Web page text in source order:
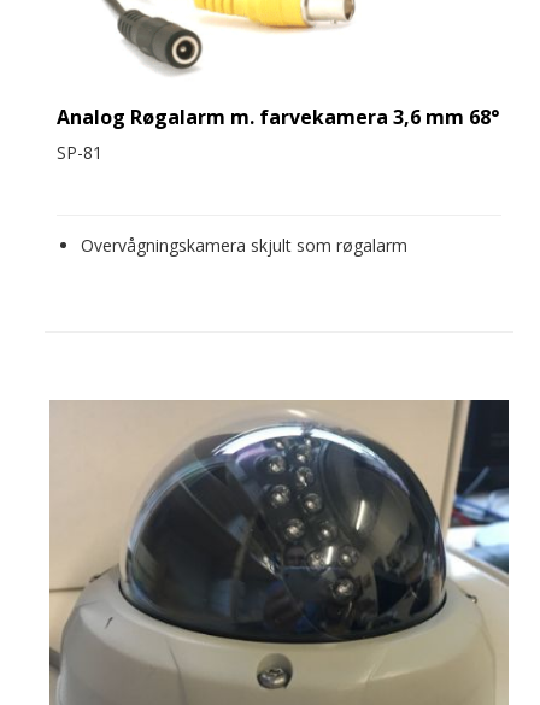
Analog Røgalarm m. farvekamera 3,6 mm 68°
SP-81
Overvågningskamera skjult som røgalarm